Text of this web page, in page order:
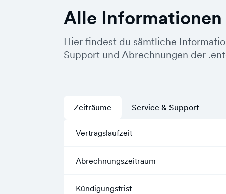
Alle Informationen
Hier findest du sämtliche
Support und Abrechnungen der
Zeiträume
Vertragslaufzeit
Abrechnungszeitraum
Kündigungsfrist
Service & Support